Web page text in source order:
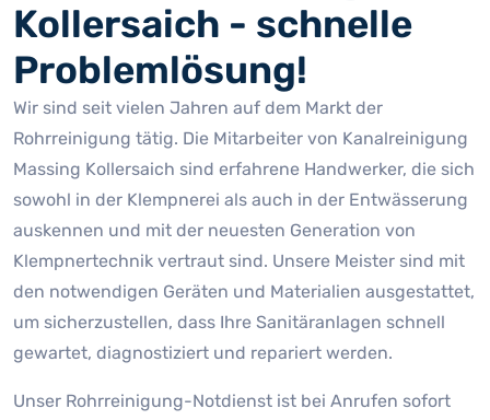
Kollersaich - schnelle
Problemlösung!
Wir sind seit vielen Jahren auf dem Markt der
Rohrreinigung tätig. Die Mitarbeiter von Kanalreinigung
Massing Kollersaich sind erfahrene Handwerker, die sich
sowohl in der Klempnerei als auch in der Entwässerung
auskennen und mit der neuesten Generation von
Klempnertechnik vertraut sind. Unsere Meister sind mit
den notwendigen Geräten und Materialien ausgestattet,
um sicherzustellen, dass Ihre Sanitäranlagen schnell
gewartet, diagnostiziert und repariert werden.
Unser Rohrreinigung-Notdienst ist bei Anrufen sofort